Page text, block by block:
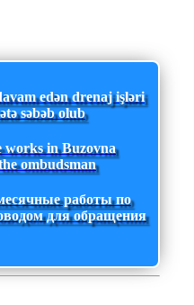
edən drenaj işləri
səbəb olub
works in Buzovna
ombudsman
работы по
для обращения